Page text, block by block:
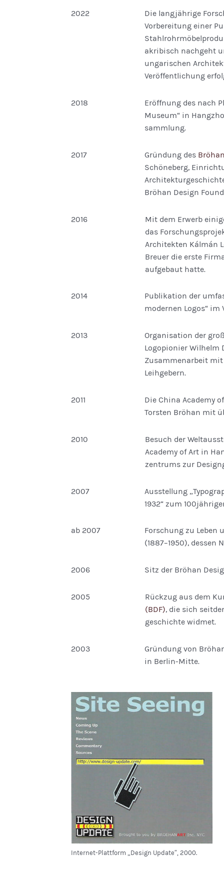
2022
Die langjährige
Vorbereitung einer
akribisch nachgeht
ungarischen
Veröffentlichung
2018
Eröffnung des nach
Museum“ in
sammlung.
2017 Gründung des
Schöneberg,
Bröhan Design
2016
Mit dem Erwerb
das
Architekten Kálmán
Breuer die erste
aufgebaut hatte.
2014
Publikation der
modernen Logos“ im
2013
Organisation der
Logopionier Wilhelm
Zusammen­arbeit
Leihgebern.
2011
Die China Academy
Torsten Bröhan mit
2010
Besuch der
Academy of Art in
zentrums zur
2007
Ausstellung
1932“ zum
ab 2007
Forschung zu Leben
(1887–1950), dessen
2006 Sitz der Bröhan
2005
Rückzug aus dem
(BDF), die sich
geschichte widmet.
2003
Gründung von
in Berlin-Mitte.
Internet-Plattform „Design Update″, 2000.